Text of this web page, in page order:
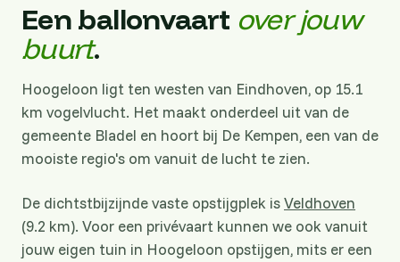
Een ballonvaart over jouw
buurt.
Hoogeloon ligt ten westen van Eindhoven, op 15.1
km vogelvlucht. Het maakt onderdeel uit van de
gemeente Bladel en hoort bij De Kempen, een van de
mooiste regio's om vanuit de lucht te zien.
De dichtstbijzijnde vaste opstijgplek isVeldhoven
(9.2 km). Voor een privévaart kunnen we ook vanuit
jouw eigen tuin in Hoogeloon opstijgen, mits er een